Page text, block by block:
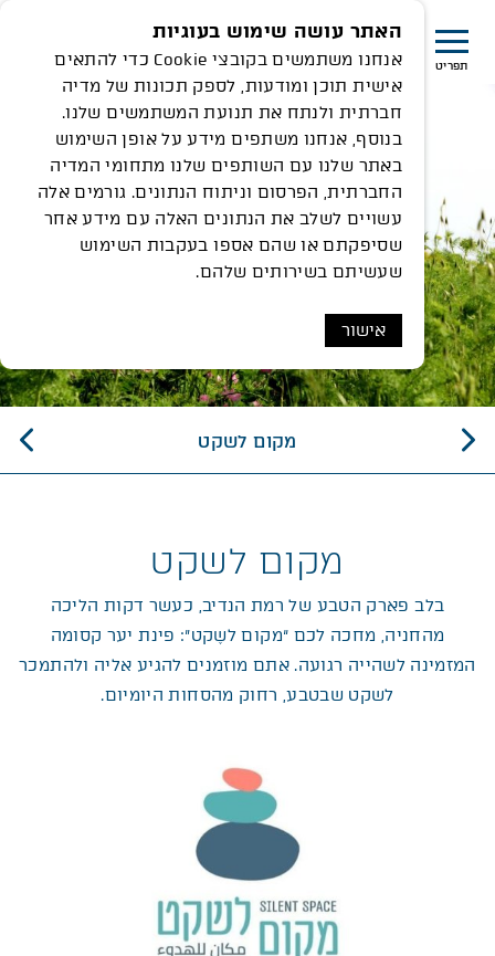
תפריט
מקום לשקט
מקום לשקט
בלב פארק הטבע של רמת הנדיב, כעשר דקות הליכה
מהחניה, מחכה לכם “מקום לשֶקט”: פינת יער קסומה
המזמינה לשהייה רגועה. אתם מוזמנים להגיע אליה ולהתמכר
לשקט שבטבע, רחוק מהסחות היומיום.
האתר עושה שימוש בעוגיות
אנחנו משתמשים בקובצי Cookie כדי להתאים
אישית תוכן ומודעות, לספק תכונות של מדיה
חברתית ולנתח את תנועת המשתמשים שלנו.
בנוסף, אנחנו משתפים מידע על אופן השימוש
באתר שלנו עם השותפים שלנו מתחומי המדיה
החברתית, הפרסום וניתוח הנתונים. גורמים אלה
עשויים לשלב את הנתונים האלה עם מידע אחר
שסיפקתם או שהם אספו בעקבות השימוש
שעשיתם בשירותים שלהם.
אישור